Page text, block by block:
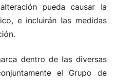
pueda causar la
e incluirán las medidas
dentro de las diversas
el Grupo de